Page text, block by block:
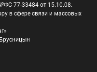
77-33484 от 15.10.08.
в сфере связи и массовых